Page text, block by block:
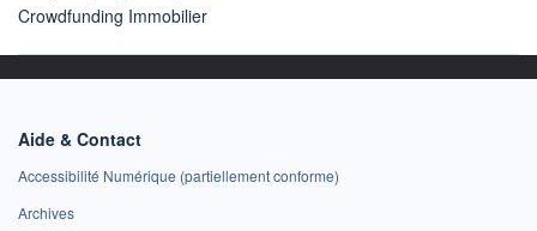
Crowdfunding Immobilier
Aide & Contact
Accessibilité Numérique (partiellement conforme)
Archives